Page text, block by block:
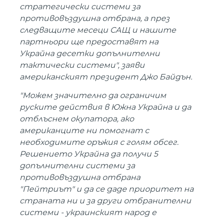
стратегически системи за
противовъздушна отбрана, а през
следващите месеци САЩ и нашите
партньори ще предоставят на
Украйна десетки допълнителни
тактически системи", заяви
американският президент Джо Байдън.
"Можем значително да ограничим
руските действия в Южна Украйна и да
отблъснем окупатора, ако
американците ни помогнат с
необходимите оръжия с голям обсег.
Решението Украйна да получи 5
допълнителни системи за
противовъздушна отбрана
"Пейтриът" и да се даде приоритет на
страната ни и за други отбранителни
системи - украинският народ е